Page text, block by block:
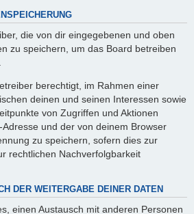
die von dir eingegebenen und oben
zu speichern, um das Board betreiben
berechtigt, im Rahmen einer
deinen und seinen Interessen sowie
von Zugriffen und Aktionen
und der von deinem Browser
zu speichern, sofern dies zur
rechtlichen Nachverfolgbarkeit
DER WEITERGABE DEINER DATEN
einen Austausch mit anderen Personen